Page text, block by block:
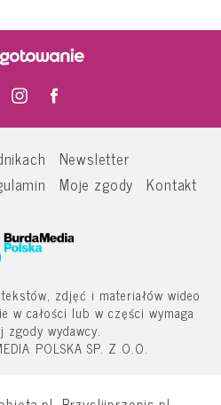
Newsletter
Moje zgody Kontakt
zdjęć i materiałów wideo
w całości lub w części wymaga
zgody wydawcy.
POLSKA SP. Z O.O.